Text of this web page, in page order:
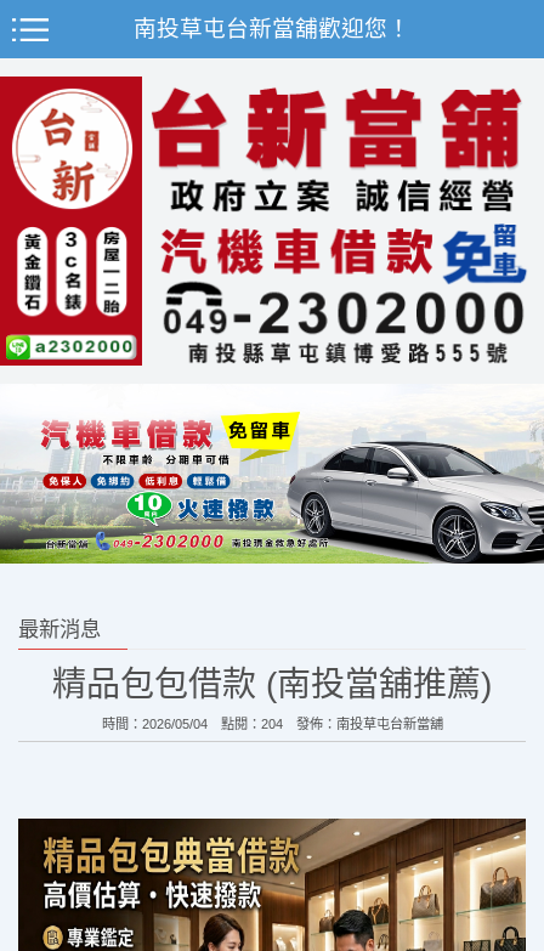
南投草屯台新當舖歡迎您！
最新消息
精品包包借款 (南投當舖推薦)
時間：2026/05/04 點閱：204 發佈： 南投草屯台新當舖